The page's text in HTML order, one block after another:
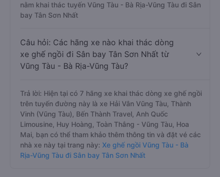
nằm khai thác tuyến Vũng Tàu - Bà Rịa-Vũng Tàu đi Sân
bay Tân Sơn Nhất
Câu hỏi: Các hãng xe nào khai thác dòng
xe ghế ngồi đi Sân bay Tân Sơn Nhất từ
Vũng Tàu - Bà Rịa-Vũng Tàu?
Trả lời: Hiện tại có 7 hãng xe khai thác dòng xe ghế ngồi
trên tuyến đường này là xe Hải Vân Vũng Tàu, Thành
Vinh (Vũng Tàu), Bến Thành Travel, Anh Quốc
Limousine, Huy Hoàng, Toàn Thắng - Vũng Tàu, Hoa
Mai, bạn có thể tham khảo thêm thông tin và đặt vé các
nhà xe này tại trang này: Xe ghế ngồi Vũng Tàu - Bà
Rịa-Vũng Tàu đi Sân bay Tân Sơn Nhất